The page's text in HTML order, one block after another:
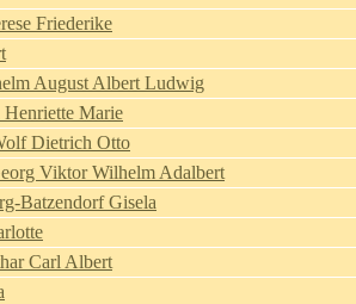
Friederike
August Albert Ludwig
Marie
Dietrich Otto
Viktor Wilhelm Adalbert
Batzendorf Gisela
Carl Albert